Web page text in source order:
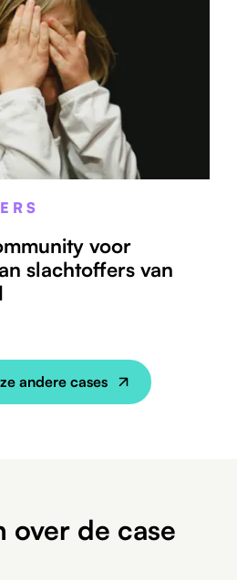
voor
slachtoffers van
andere cases
over de case